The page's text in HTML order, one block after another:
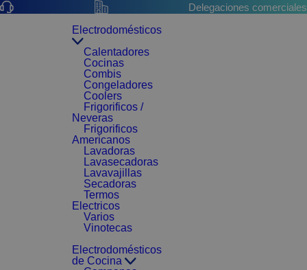
Delegaciones comerciales
Electrodomésticos
Calentadores
Cocinas
Combis
Congeladores
Coolers
Frigorificos /
Neveras
Frigorificos
Americanos
Lavadoras
Lavasecadoras
Lavavajillas
Secadoras
Termos
Electricos
Varios
Vinotecas
Electrodomésticos
de Cocina